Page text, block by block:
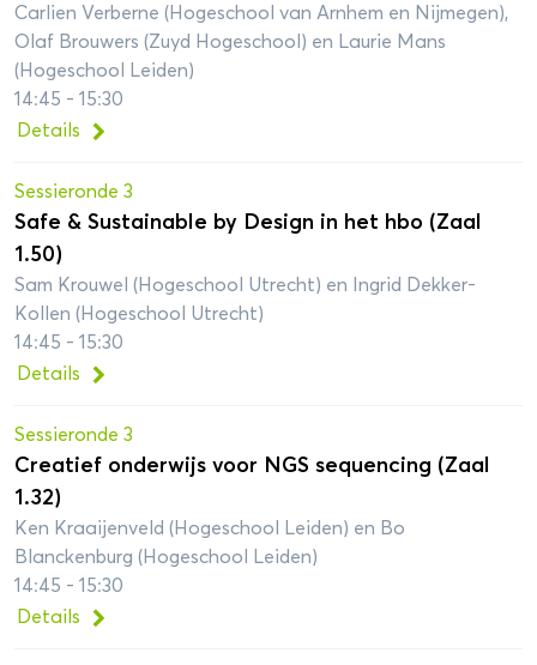
Carlien Verberne (Hogeschool van Arnhem en Nijmegen),
Olaf Brouwers (Zuyd Hogeschool) en Laurie Mans
(Hogeschool Leiden)
14:45 - 15:30
Details
Sessieronde 3
Safe & Sustainable by Design in het hbo (Zaal
1.50)
Sam Krouwel (Hogeschool Utrecht) en Ingrid Dekker-
Kollen (Hogeschool Utrecht)
14:45 - 15:30
Details
Sessieronde 3
Creatief onderwijs voor NGS sequencing (Zaal
1.32)
Ken Kraaijenveld (Hogeschool Leiden) en Bo
Blanckenburg (Hogeschool Leiden)
14:45 - 15:30
Details